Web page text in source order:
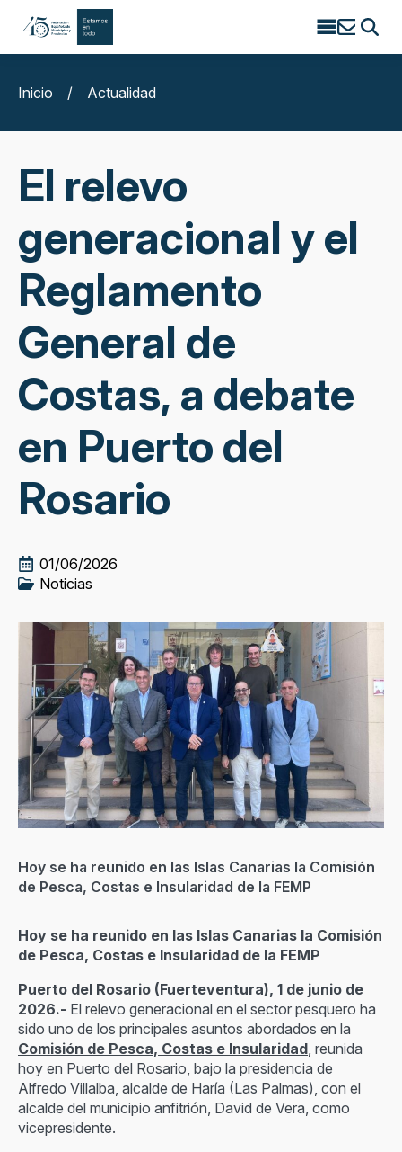
Search
Inicio
/ Actualidad
El relevo
generacional y el
Reglamento
General de
Costas, a debate
en Puerto del
Rosario
01/06/2026
Noticias
Hoy se ha reunido en las Islas Canarias la Comisión
de Pesca, Costas e Insularidad de la FEMP
Hoy se ha reunido en las Islas Canarias la Comisión
de Pesca, Costas e Insularidad de la FEMP
Puerto del Rosario (Fuerteventura), 1 de junio de
2026.- El relevo generacional en el sector pesquero ha
sido uno de los principales asuntos abordados en la
Comisión de Pesca, Costas e Insularidad, reunida
hoy en Puerto del Rosario, bajo la presidencia de
Alfredo Villalba, alcalde de Haría (Las Palmas), con el
alcalde del municipio anfitrión, David de Vera, como
vicepresidente.